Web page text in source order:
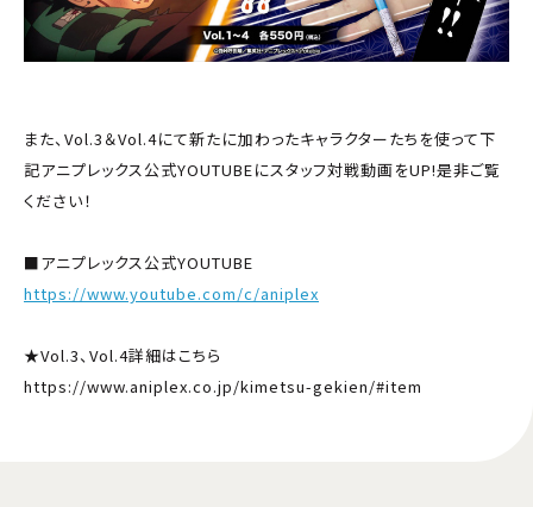
また、Vol.3＆Vol.4にて新たに加わったキャラクターたちを使って下
記アニプレックス公式YOUTUBEにスタッフ対戦動画をUP!是非ご覧
ください！
■アニプレックス公式YOUTUBE
https://www.youtube.com/c/aniplex
★Vol.3、Vol.4詳細はこちら
https://www.aniplex.co.jp/kimetsu-gekien/#item